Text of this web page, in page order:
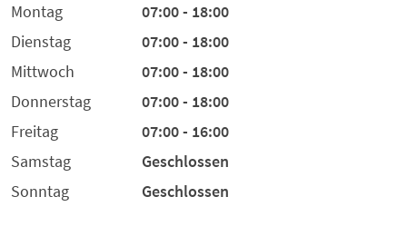
Montag
07:00 - 18:00
Dienstag
07:00 - 18:00
Mittwoch
07:00 - 18:00
Donnerstag
07:00 - 18:00
Freitag
07:00 - 16:00
Samstag
Geschlossen
Sonntag
Geschlossen